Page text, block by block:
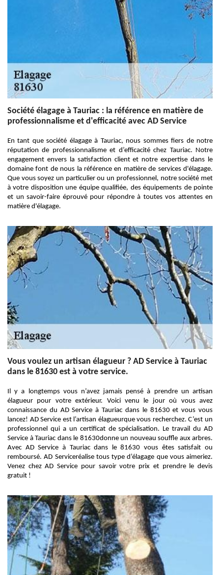
Société élagage à Tauriac : la référence en matière de
professionnalisme et d'efficacité avec AD Service
En tant que société élagage à Tauriac, nous sommes fiers de notre
réputation de professionnalisme et d’efficacité chez Tauriac. Notre
engagement envers la satisfaction client et notre expertise dans le
domaine font de nous la référence en matière de services d'élagage.
Que vous soyez un particulier ou un professionnel, notre société met
à votre disposition une équipe qualifiée, des équipements de pointe
et un savoir-faire éprouvé pour répondre à toutes vos attentes en
matière d'élagage.
Vous voulez un artisan élagueur ? AD Service à Tauriac
dans le 81630 est à votre service.
Il y a longtemps vous n’avez jamais pensé à prendre un artisan
élagueur pour votre extérieur. Voici venu le jour où vous avez
connaissance du AD Service à Tauriac dans le 81630 et vous vous
lancez! AD Service est l’artisan élagueurque vous recherchez. C’est un
professionnel qui a un certificat de spécialisation. Le travail du AD
Service à Tauriac dans le 81630donne un nouveau souffle aux arbres.
Avec AD Service à Tauriac dans le 81630 vous êtes satisfait ou
remboursé. AD Serviceréalise tous type d’élagage que vous aimeriez.
Venez chez AD Service pour savoir votre prix et prendre le devis
gratuit !